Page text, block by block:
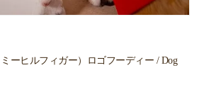
ーヒルフィガー）ロゴフーディー / Dog